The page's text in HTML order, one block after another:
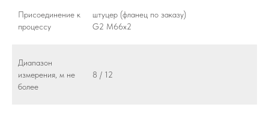
Присоединение к
процессу
штуцер (фланец по заказу)
G2 М66х2
Диапазон
измерения, м не
более
8 / 12